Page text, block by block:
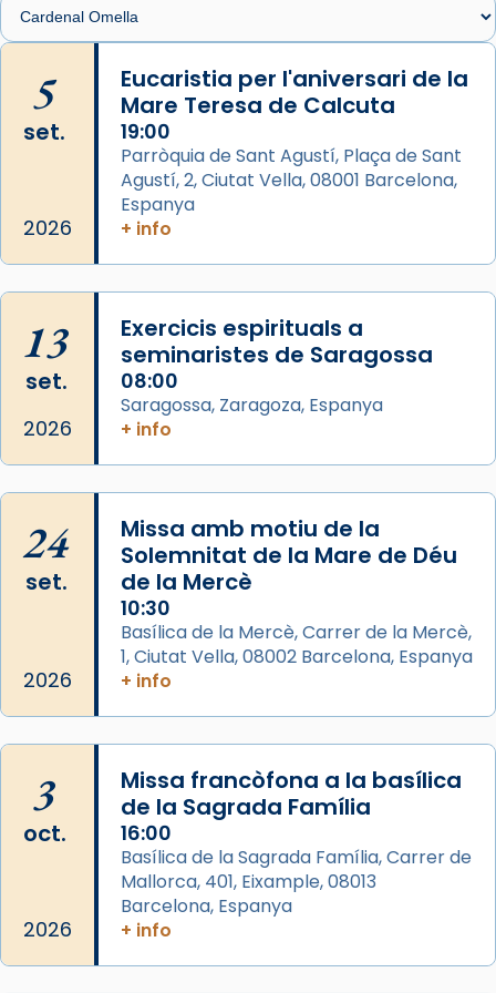
🔗
📸 J. Merino
Photo
View on Facebook ·
Arquebisbat de Barcelona
de Barcelona.
2 weeks ago
comitè organitzador de la visita apostòlica
del Sant Pare Lleó XIV a Barcelona, i als
col·laboradors, a la Catedral de Barcelona.
L’arquebisbe de Barcelona, el cardenal Joan
📸 Dr. G. Simón
Photo
View on Facebook ·
Arquebisbat de Barcelona
Memòria de les santes Juliana i
Semproniana, verges i màrtirs.
Acompanyant la història de sant Cugat, a
partir de l’Edat Mitjana sorgeix la tradició
que les santes Juliana (“relatiu a Júlia”) i
Semproniana (“relatiu a Semprònia =
eterna”) són deixebles seves. I l’any 1667, el
frare Joan Gaspar Roig, afirma en una obra
que les santes són filles de l’antiga Iluro.
5
set.
2026
Eucaristia per l'aniversari de la
Mare Teresa de Calcuta
19:00
Parròquia de Sant Agustí, Plaça de Sant
Agustí, 2, Ciutat Vella, 08001 Barcelona,
Espanya
+ info
13
set.
2026
Exercicis espirituals a
seminaristes de Saragossa
08:00
Saragossa, Zaragoza, Espanya
+ info
24
set.
2026
Missa amb motiu de la
Solemnitat de la Mare de Déu
de la Mercè
10:30
Basílica de la Mercè, Carrer de la Mercè,
1, Ciutat Vella, 08002 Barcelona, Espanya
+ info
3
oct.
2026
Missa francòfona a la basílica
de la Sagrada Família
16:00
Basílica de la Sagrada Família, Carrer de
Mallorca, 401, Eixample, 08013
Barcelona, Espanya
+ info